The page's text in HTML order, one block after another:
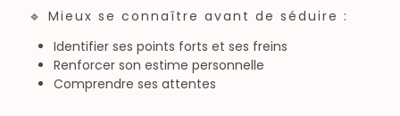
🔹 Mieux se connaître avant de séduire :
Identifier ses points forts et ses freins
Renforcer son estime personnelle
Comprendre ses attentes